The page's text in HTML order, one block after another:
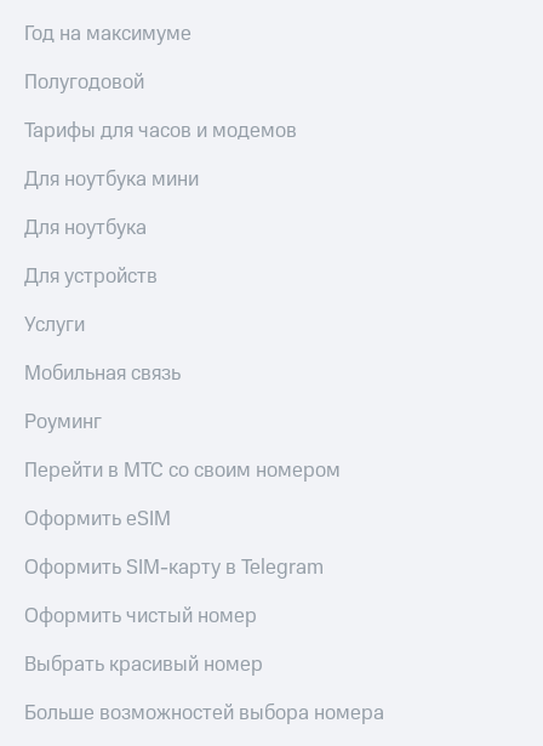
Год на максимуме
Полугодовой
Тарифы для часов и модемов
Для ноутбука мини
Для ноутбука
Для устройств
Услуги
Мобильная связь
Роуминг
Перейти в МТС со своим номером
Оформить eSIM
Оформить SIM-карту в Telegram
Оформить чистый номер
Выбрать красивый номер
Больше возможностей выбора номера